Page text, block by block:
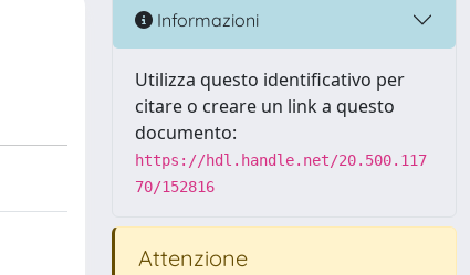
Informazioni
Utilizza questo identificativo per
citare o creare un link a questo
documento:
https://hdl.handle.net/20.500.117
70/152816
Attenzione